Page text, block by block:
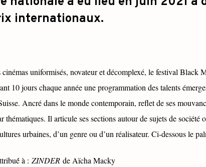
internationaux.
uniformisés, novateur et décomplexé, le festival Black
10 jours chaque année une programmation des talents
Ancré dans le monde contemporain, reflet de ses
thématiques. Il articule ses sections autour de sujets de société
urbaines, d’un genre ou d’un réalisateur. Ci-dessous le
à : ZINDER de Aïcha Macky